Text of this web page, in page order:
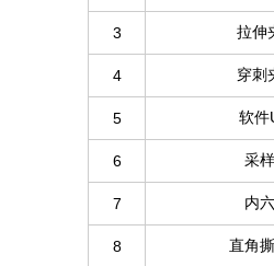
3 拉伸
4 穿刺
5 软件
6 采
7 内
8 直角